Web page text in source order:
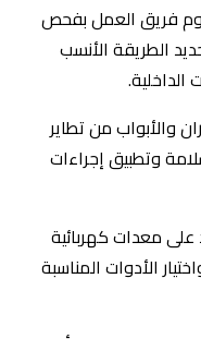
فريق العمل بفحص
الطريقة الأنسب
الداخلية.
والأبواب من تطاير
وتطبيق إجراءات
على معدات كهربائية
الأدوات المناسبة